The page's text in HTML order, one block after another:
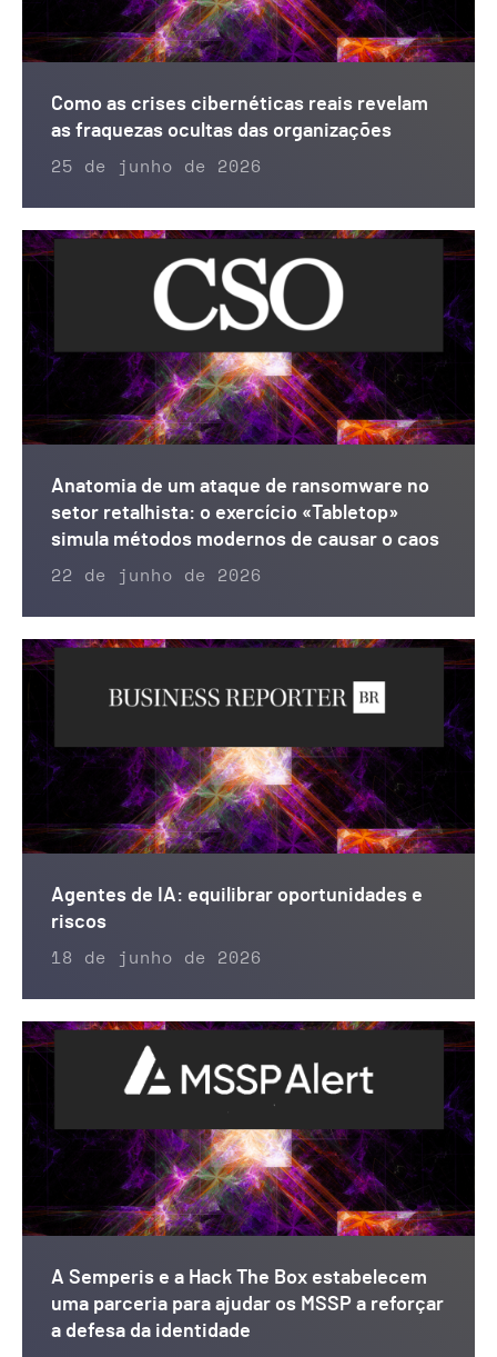
Como as crises cibernéticas reais revelam
as fraquezas ocultas das organizações
25 de junho de 2026
Anatomia de um ataque de ransomware no
setor retalhista: o exercício «Tabletop»
simula métodos modernos de causar o caos
22 de junho de 2026
Agentes de IA: equilibrar oportunidades e
riscos
18 de junho de 2026
A Semperis e a Hack The Box estabelecem
uma parceria para ajudar os MSSP a reforçar
a defesa da identidade